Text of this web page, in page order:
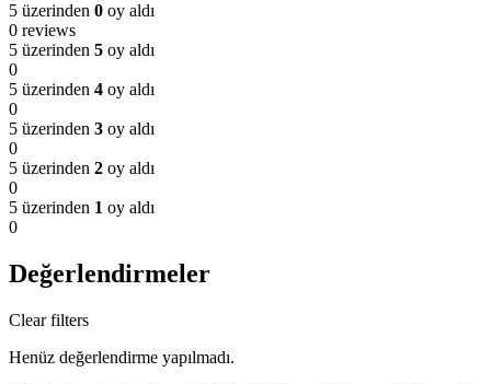
5 üzerinden 0 oy aldı
0 reviews
5 üzerinden 5 oy aldı
0
5 üzerinden 4 oy aldı
0
5 üzerinden 3 oy aldı
0
5 üzerinden 2 oy aldı
0
5 üzerinden 1 oy aldı
0
Değerlendirmeler
Clear filters
Henüz değerlendirme yapılmadı.